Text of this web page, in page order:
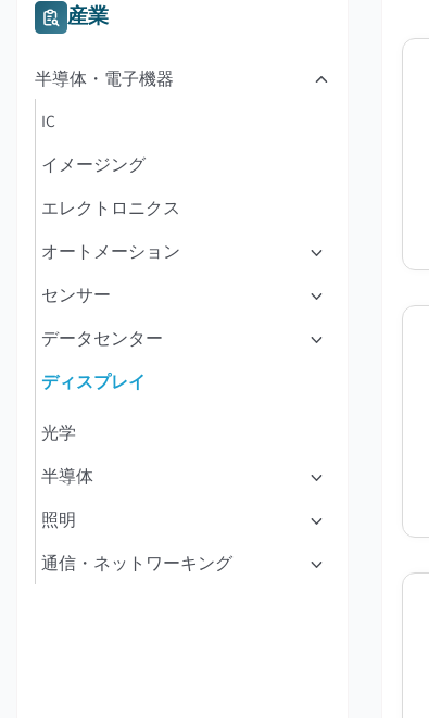
産業
半導体・電子機器
IC
イメージング
エレクトロニクス
オートメーション
センサー
データセンター
ディスプレイ
光学
半導体
照明
通信・ネットワーキング